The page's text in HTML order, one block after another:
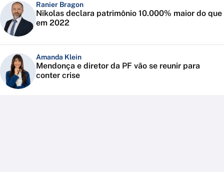
Ranier Bragon
Nikolas declara patrimônio 10.000% maior do que
em 2022
Amanda Klein
Mendonça e diretor da PF vão se reunir para
conter crise